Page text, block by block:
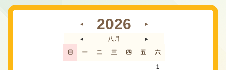
◄ 2026 ►
◄ 八月 ►
日 一 二 三 四 五 六
1